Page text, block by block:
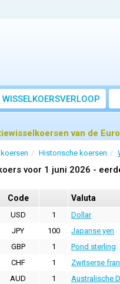
WISSELKOERSVERLOOP
van de
Historische koersen
voor 1 juni 2026 -
Code Valuta
USD 1 Dollar
JPY
100 Japanse yen
GBP
1 Pond sterling
CHF
1 Zwitserse
AUD
1 Australische